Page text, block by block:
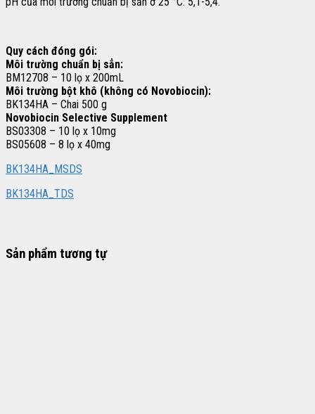
Quy cách đóng gói:
Môi trường chuẩn bị sẳn:
BM12708 – 10 lọ x 200mL
Môi trường bột khô (không có Novobiocin):
BK134HA – Chai 500 g
Novobiocin Selective Supplement
BS03308 – 10 lọ x 10mg
BS05608 – 8 lọ x 40mg
BK134HA_MSDS
BK134HA_TDS
Sản phẩm tương tự